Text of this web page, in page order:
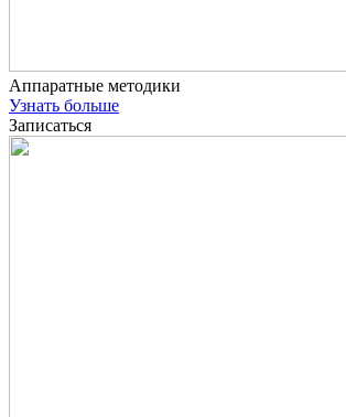
Аппаратные методики
Узнать больше
Записаться